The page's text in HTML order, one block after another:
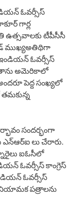
ఓవర్సీస్
గార్ల
ఉత్సవాలకు టీపీసీసీ
ముఖ్యఅతిథిగా
ఓవర్సీస్
తాను అమెరికాలో
పెద్ద సంఖ్యలో
సందర్భంగా
లు చేరారు.
ఐఓసీలో
ఓవర్సీస్ కాంగ్రెస్
ఓవర్సీస్
నియామక పత్రాలను